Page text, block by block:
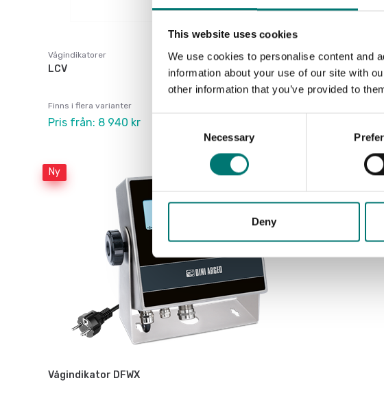
This website uses cookies
We use cookies to personalise content and
information about your use of our site with
other information that you’ve provided to
Necessary
Deny
Vågindikatorer
LCV
Finns i flera varianter
Pris från: 8 940 kr
se
Ny
Vågindikator DFWX